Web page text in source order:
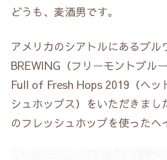
どうも、麦酒男です。
アメリカのシアトルにあるブル
BREWING（フリーモントブル
Full of Fresh Hops 2019（ヘッ
シュホップス）をいただきまし
のフレッシュホップを使ったヘ